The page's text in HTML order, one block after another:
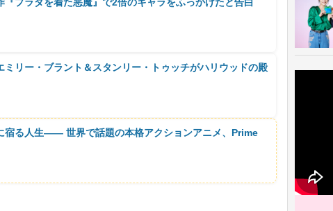
ミリー・ブラント＆スタンリー・トゥッチがハリウッドの殿
宿る人生―― 世界で話題の本格アクションアニメ、Prime